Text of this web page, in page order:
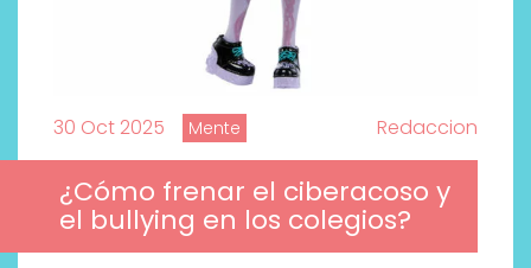
30 Oct 2025 Mente Redaccion
¿Cómo frenar el ciberacoso y
el bullying en los colegios?